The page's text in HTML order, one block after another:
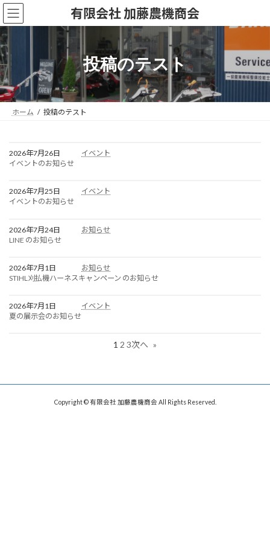
コ
ン
テ
ン
ツ
へ
ス
キ
ッ
ナ
ビ
ゲ
ー
シ
ョ
ン
に
移
有限会社 加藤農機商会
投稿のテスト
ホーム 投稿のテスト
2026年7月26日
イベント
イベントのお知らせ
2026年7月25日
イベント
イベントのお知らせ
2026年7月24日
お知らせ
LINE のお知らせ
2026年7月1日
お知らせ
STIHL刈払機ハーネスキャンペーン のお知らせ
2026年7月1日
イベント
夏の展示会のお知らせ
1 2 3次へ »
Copyright © 有限会社 加藤農機商会 All Rights Reserved.